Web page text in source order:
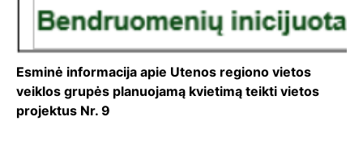
Esminė informacija apie Utenos regiono vietos
veiklos grupės planuojamą kvietimą teikti vietos
projektus Nr. 9